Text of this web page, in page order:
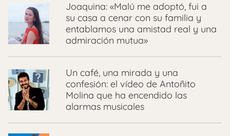
Joaquina: «Malú me adoptó, fui a
su casa a cenar con su familia y
entablamos una amistad real y una
admiración mutua»
Un café, una mirada y una
confesión: el vídeo de Antoñito
Molina que ha encendido las
alarmas musicales